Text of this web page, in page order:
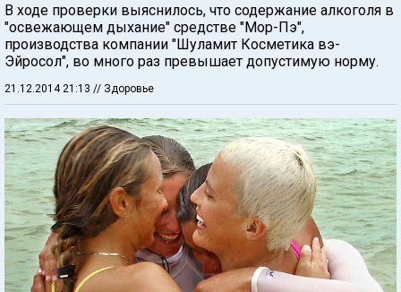
В ходе проверки выяснилось, что содержание алкоголя в
"освежающем дыхание" средстве "Мор-Пэ",
производства компании "Шуламит Косметика вэ-
Эйросол", во много раз превышает допустимую норму.
21.12.2014 21:13 // Здоровье